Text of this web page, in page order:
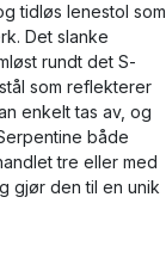
tidløs lenestol som
Det slanke
rundt det S-
som reflekterer
enkelt tas av, og
både
tre eller med
gjør den til en unik